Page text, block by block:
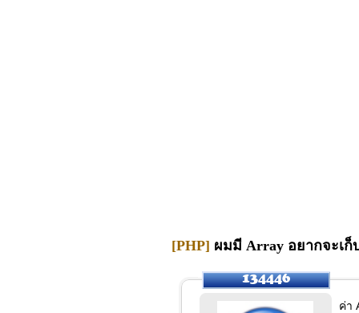
[PHP] ผมมี Array อยากจะเ
ค่า